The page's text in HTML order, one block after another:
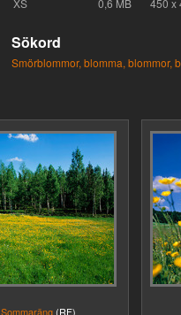
Sökord
Smörblommor, blomma, blommor,
Sommaräng (RF)